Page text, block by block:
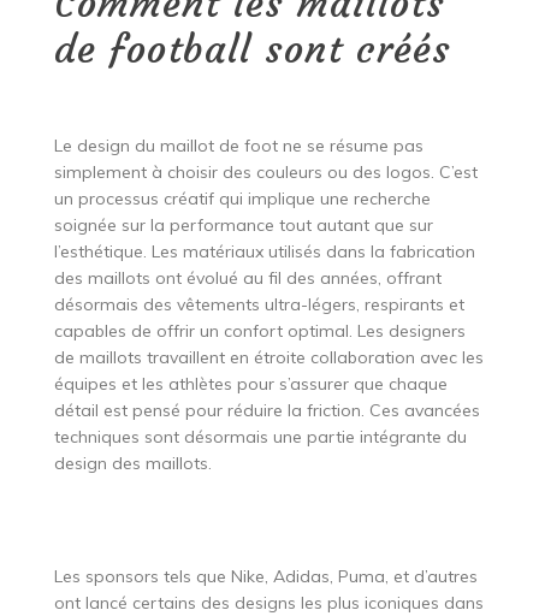
de football sont créés
Le design du maillot de foot ne se résume pas
simplement à choisir des couleurs ou des logos. C’est
un processus créatif qui implique une recherche
soignée sur la performance tout autant que sur
l’esthétique. Les matériaux utilisés dans la fabrication
des maillots ont évolué au fil des années, offrant
désormais des vêtements ultra-légers, respirants et
capables de offrir un confort optimal. Les designers
de maillots travaillent en étroite collaboration avec les
équipes et les athlètes pour s’assurer que chaque
détail est pensé pour réduire la friction. Ces avancées
techniques sont désormais une partie intégrante du
design des maillots.
Les sponsors tels que Nike, Adidas, Puma, et d’autres
ont lancé certains des designs les plus iconiques dans